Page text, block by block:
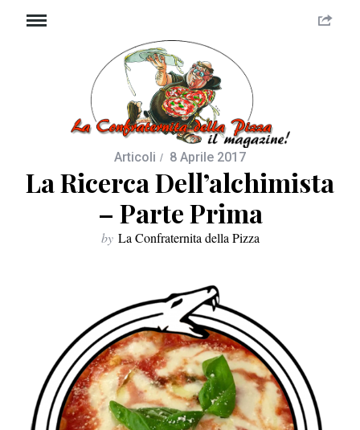
Articoli 8 Aprile 2017
La Ricerca Dell’alchimista
– Parte Prima
by La Confraternita della Pizza